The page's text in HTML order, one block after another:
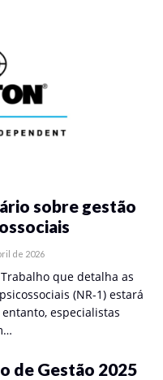
sobre gestão
de 2026
que detalha as
(NR-1) estará
especialistas
de Gestão 2025